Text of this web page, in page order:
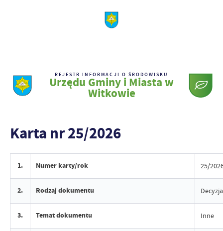
REJESTR INFORMACJI O ŚRODOWISKU
Urzędu Gminy i Miasta w
Witkowie
Karta nr 25/2026
1. Numer karty/rok 25/
2. Rodzaj dokumentu Decyzja
3. Temat dokumentu Inne